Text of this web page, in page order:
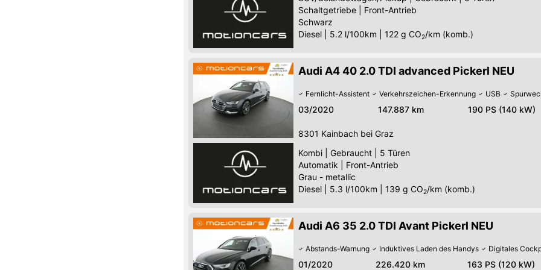
Schaltgetriebe
Front-Antrieb
Schwarz
Diesel
5.2 l/100km 122 g CO2/km (komb.)
Audi A4 40 2.0 TDI advanced Pickerl NEU
Fernlicht-Assistent Verkehrszeichen-Erkennung USB
03/2020 147.887 km 190 PS (140 kW)
8301 Kainbach bei Graz
Kombi
Gebraucht
5 Türen
Automatik
Front-Antrieb
Grau - metallic
Diesel
5.3 l/100km 139 g CO2/km (komb.)
Audi A6 35 2.0 TDI Avant Pickerl NEU
Abstands-Warnung Induktives Laden des Handys Digitales
01/2020 226.420 km 163 PS (120 kW)